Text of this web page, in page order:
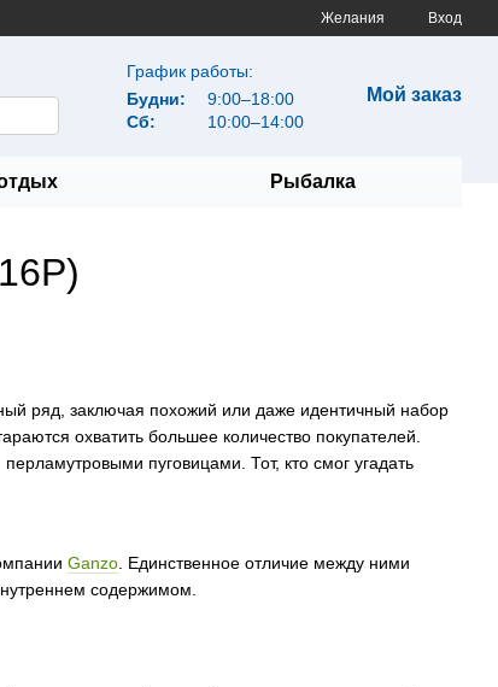
Желания Вход
График работы:
Будни:
9:00–18:00
Сб:
10:00–14:00
Мой заказ
Рыбалка
ряд, заключая похожий или даже идентичный набор
охватить большее количество покупателей.
пуговицами. Тот, кто смог угадать
Ganzo . Единственное отличие между ними
содержимом.